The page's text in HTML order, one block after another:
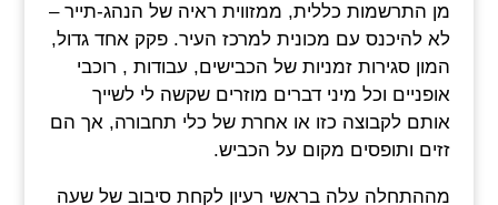
מן התרשמות כללית, ממזווית ראיה של הנהג-תייר –
לא להיכנס עם מכונית למרכז העיר. פקק אחד גדול,
המון סגירות זמניות של הכבישים, עבודות , רוכבי
אופניים וכל מיני דברים מוזרים שקשה לי לשייך
אותם לקבוצה כזו או אחרת של כלי תחבורה, אך הם
זזים ותופסים מקום על הכביש.
מההתחלה עלה בראשי רעיון לקחת סיבוב של שעה